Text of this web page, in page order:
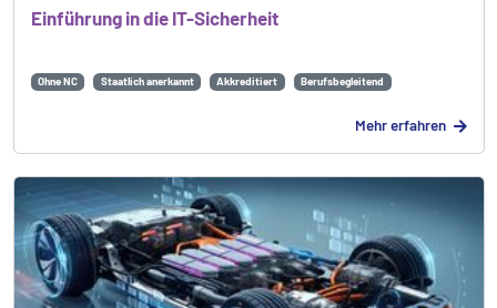
Einführung in die IT-Sicherheit
Ohne NC Staatlich anerkannt Akkreditiert Berufsbegleitend
Mehr erfahren